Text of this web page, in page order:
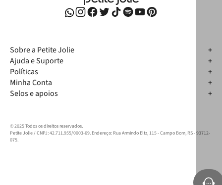
Sobre a Petite Jolie
Ajuda e Suporte
Políticas
Minha Conta
Selos e apoios
© 2025 Todos os direitos reservados.
Petite Jolie / CNPJ: 42.711.955/0003-69. Endereço: Rua Armindo Eltz, 115 - Campo Bom, RS - 93712-
075.